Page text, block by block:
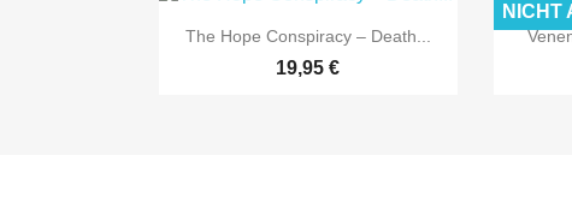
 Vorschau
The Hope Conspiracy – Death...
19,95 €
NICHT